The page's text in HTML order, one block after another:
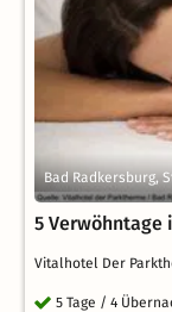
Bad Radkersburg,
5 Verwöhntage
Vitalhotel Der
5 Tage / 4